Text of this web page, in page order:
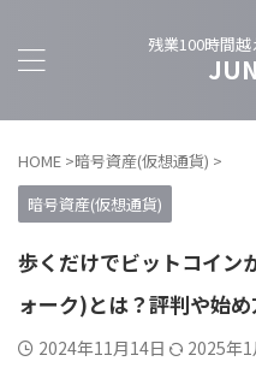
残業100時間
HOME >暗号資産(仮想通貨) >
暗号資産(仮想通貨)
歩くだけでビットコイ
ォーク)とは？評判や始
2024年11月14日 2025年1